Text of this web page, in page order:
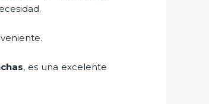
, es una excelente